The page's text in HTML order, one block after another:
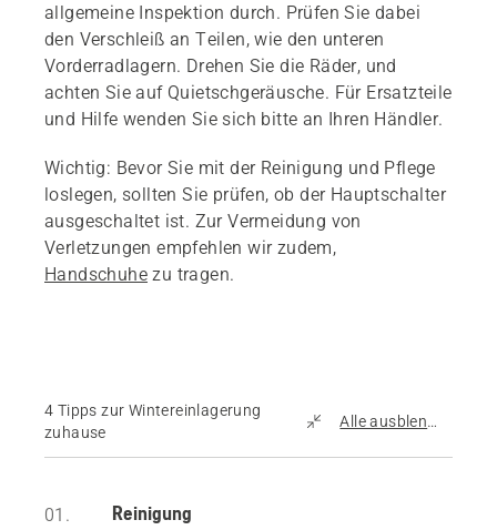
allgemeine Inspektion durch. Prüfen Sie dabei
den Verschleiß an Teilen, wie den unteren
Vorderradlagern. Drehen Sie die Räder, und
achten Sie auf Quietschgeräusche. Für Ersatzteile
und Hilfe wenden Sie sich bitte an Ihren Händler.
Wichtig: Bevor Sie mit der Reinigung und Pflege
loslegen, sollten Sie prüfen, ob der Hauptschalter
ausgeschaltet ist. Zur Vermeidung von
Verletzungen empfehlen wir zudem,
Handschuhe zu tragen.
4 Tipps zur Wintereinlagerung
zuhause
Alle ausblenden
01. Reinigung